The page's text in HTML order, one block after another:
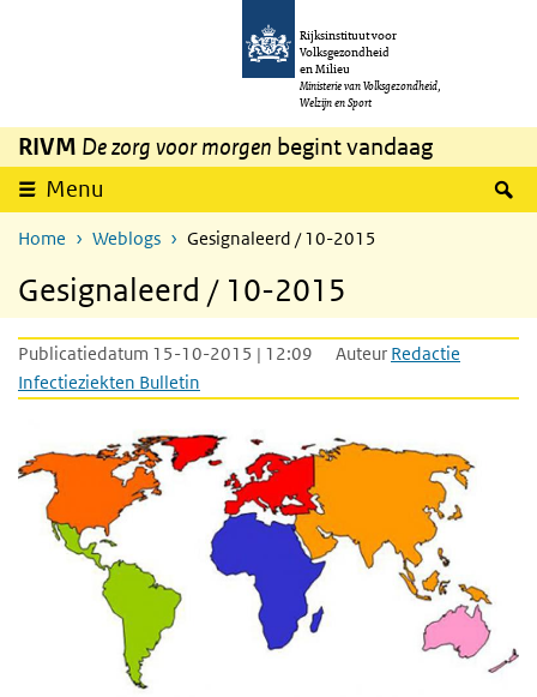
Overslaan en naar de inhoud gaan
Rijksinstituut voor
Volksgezondheid
en Milieu
Ministerie van Volksgezondheid,
Welzijn en Sport
RIVM De zorg voor morgen begint vandaag
Menu
Home Weblogs Gesignaleerd / 10-2015
Gesignaleerd / 10-2015
Publicatiedatum 15-10-2015 | 12:09 Auteur Redactie
Infectieziekten Bulletin